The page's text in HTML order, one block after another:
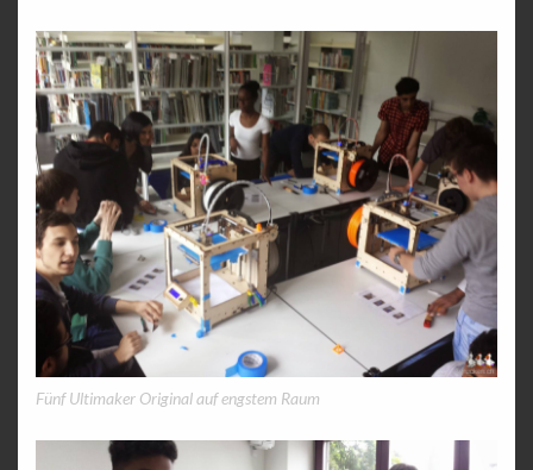
Fünf Ultimaker Original auf engstem Raum